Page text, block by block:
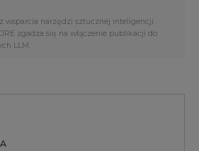
wsparcia narzędzi sztucznej inteligencji.
zgadza się na włączenie publikacji do
LLM.